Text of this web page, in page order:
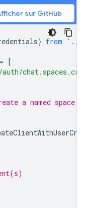
sur GitHub
} from './
= [
auth/
a named space